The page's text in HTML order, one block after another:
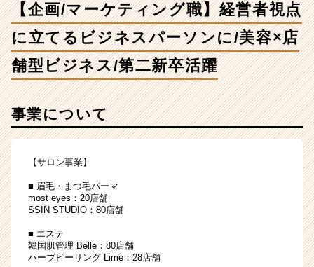
パ
ー
ソ
ン
に/
店
舗
ジ
ス/
二
新
【企画/マーケティング職】経営者視点
に立てるビジネスパーソンに/美容×店
舗型ビジネス/第二新卒活躍
事業について
【サロン事業】
■ 眉毛・まつ毛パーマ
most eyes：20店舗
SSIN STUDIO：80店舗
■ エステ
韓国肌管理 Belle：80店舗
ハーブピーリング Lime：28店舗